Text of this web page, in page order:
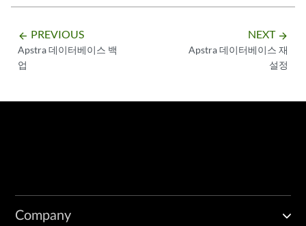
/var/lib/aos/anomaly/_Anomaly-000000006553e3a7-0004794b-
/var/lib/aos/anomaly/_Anomaly-000000006553e3a7-0004794b-log
/var/lib/aos/anomaly/_Anomaly-00000000650916f3-000e3d9b-log-
/etc/aos-img-chksum/checksums
/etc/aos/version
arrow_backward PREVIOUS
Apstra 데이터베이스 백
업
NEXT arrow_forward
Apstra 데이터베이스 재
설정
Company